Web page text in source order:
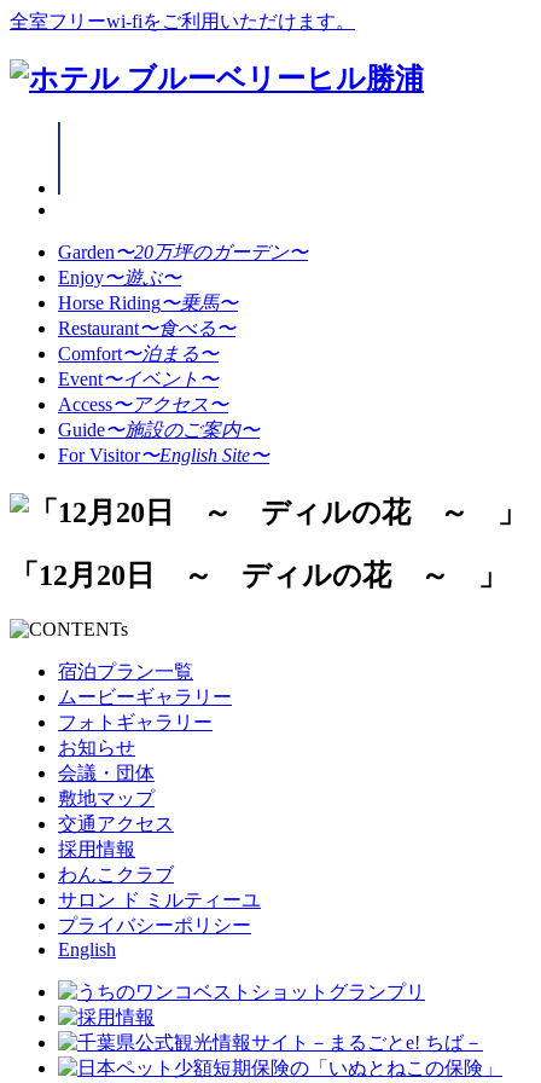
全室フリーwi-fiをご利用いただけます。
Garden〜20万坪のガーデン〜
Enjoy〜遊ぶ〜
Horse Riding〜乗馬〜
Restaurant〜食べる〜
Comfort〜泊まる〜
Event〜イベント〜
Access〜アクセス〜
Guide〜施設のご案内〜
For Visitor〜English Site〜
「12月20日 ～ ディルの花 ～ 」
宿泊プラン一覧
ムービーギャラリー
フォトギャラリー
お知らせ
会議・団体
敷地マップ
交通アクセス
採用情報
わんこクラブ
サロン ド ミルティーユ
プライバシーポリシー
English